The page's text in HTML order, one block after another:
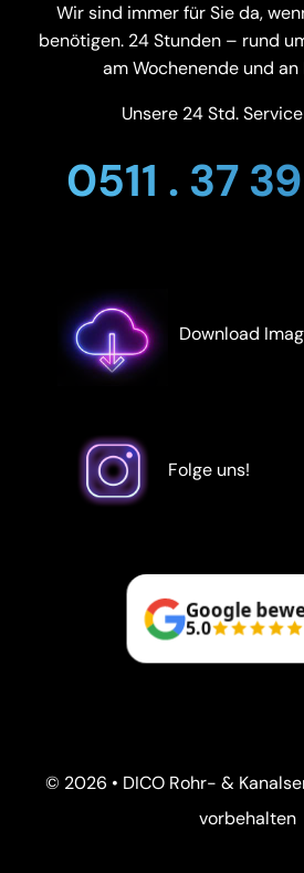
Wir sind immer für Sie da,
benötigen. 24 Stunden – rund
am Wochenende und an
Unsere 24 Std.
0511 . 37
Download
Folge uns!
Google
5.0
© 2026 • DICO Rohr- &
vorbehalten